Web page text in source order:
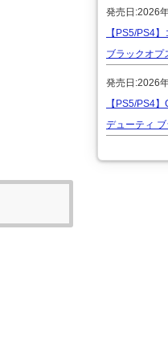
発売日:2026
【PS5/PS4
ブラックオ
発売日:2026
【PS5/PS4
デューティ